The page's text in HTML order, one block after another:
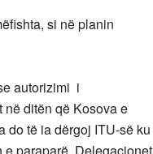
si në planin
autorizimi i
ditën që Kosova e
do të ia dërgoj ITU-së ku
paraparë. Delegacionet